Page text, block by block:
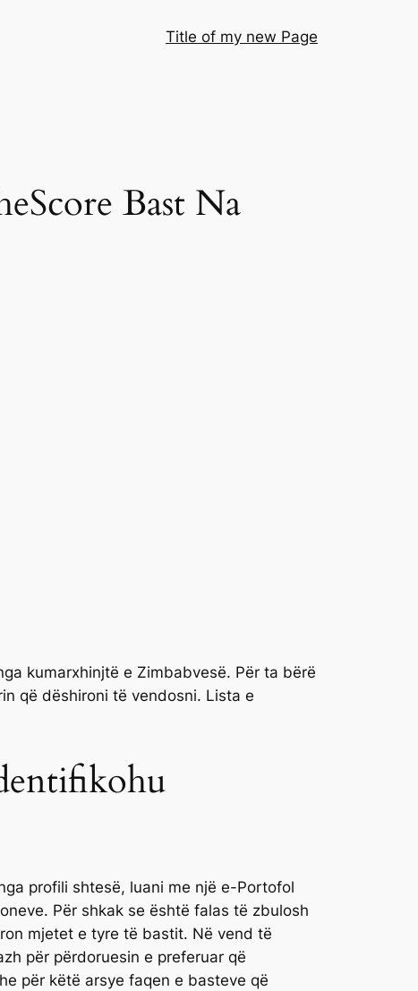
Title of my new Page
Bast Na
kumarxhinjtë e Zimbabvesë. Për ta bërë
që dëshironi të vendosni. Lista e
profili shtesë, luani me një e-Portofol
Për shkak se është falas të zbulosh
mjetet e tyre të bastit. Në vend të
për përdoruesin e preferuar që
për këtë arsye faqen e basteve që